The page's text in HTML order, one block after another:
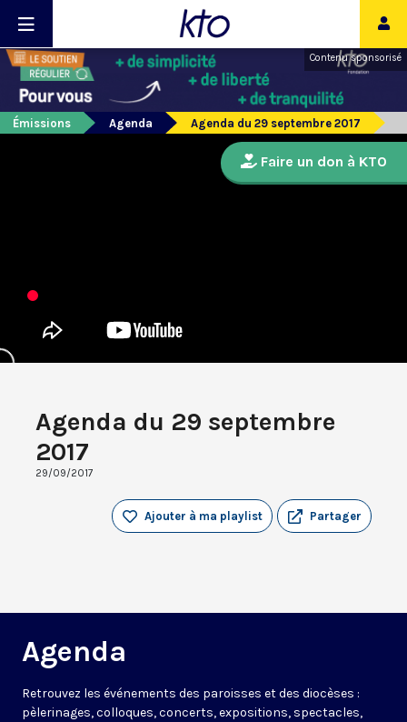
Contenu sponsorisé
Émissions Agenda Agenda du 29 septembre 2017
Agenda du 29 septembre
2017
29/09/2017
Partager
Ajouter à ma playlist
Agenda
Retrouvez les événements des paroisses et des diocèses :
pèlerinages, colloques, concerts, expositions, spectacles,
Faire un don à KTO